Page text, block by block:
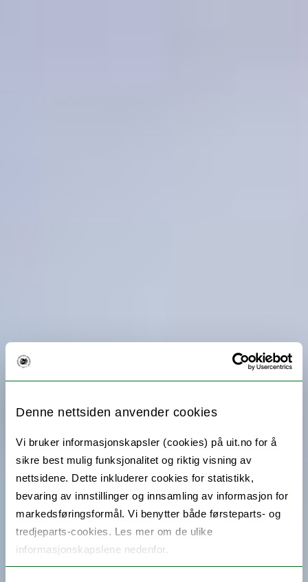
Denne nettsiden anvender cookies
Vi bruker informasjonskapsler (cookies) på uit.no for å
sikre best mulig funksjonalitet og riktig visning av
nettsidene. Dette inkluderer cookies for statistikk,
bevaring av innstillinger og innsamling av informasjon for
markedsføringsformål. Vi benytter både førsteparts- og
tredjeparts-cookies. Les mer om de ulike
informasjonskapslene nedenfor.